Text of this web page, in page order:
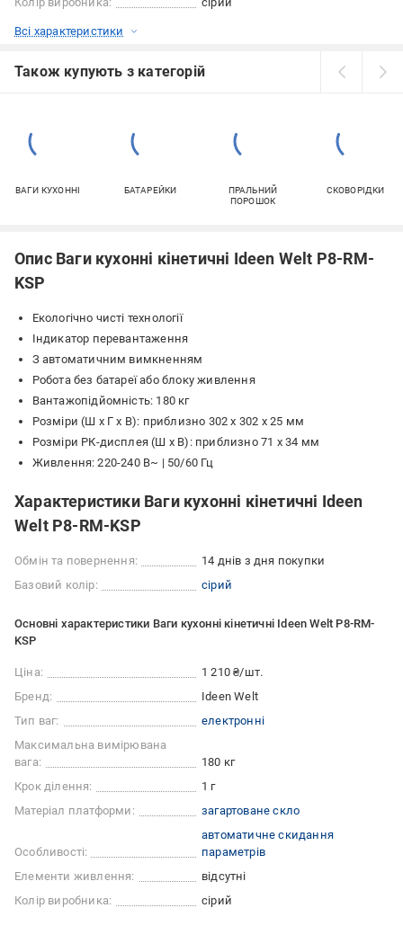
Всі характеристики
Також купують з категорій
ВАГИ КУХОННІ БАТАРЕЙКИ
ПРАЛЬНИЙ
ПОРОШОК
СКОВОРІДКИ
Опис Ваги кухонні кінетичні Ideen Welt P8-RM-
KSP
Екологічно чисті технології
Індикатор перевантаження
З автоматичним вимкненням
Робота без батареї або блоку живлення
Вантажопідйомність: 180 кг
Розміри (Ш x Г x В): приблизно 302 x 302 x 25 мм
Розміри РК-дисплея (Ш x В): приблизно 71 x 34 мм
Живлення: 220-240 В~ | 50/60 Гц
Характеристики Ваги кухонні кінетичні Ideen
Welt P8-RM-KSP
Обмін та повернення:
14 днів з дня покупки
Базовий колір:
сірий
Основні характеристики Ваги кухонні кінетичні Ideen Welt P8-RM-
KSP
Ціна:
1 210 ₴/шт.
Бренд:
Ideen Welt
Тип ваг:
електронні
Максимальна вимірювана
вага:
180 кг
Крок ділення:
1 г
Матеріал платформи:
загартоване скло
Особливості:
автоматичне скидання
параметрів
Елементи живлення:
відсутні
Колір виробника:
сірий